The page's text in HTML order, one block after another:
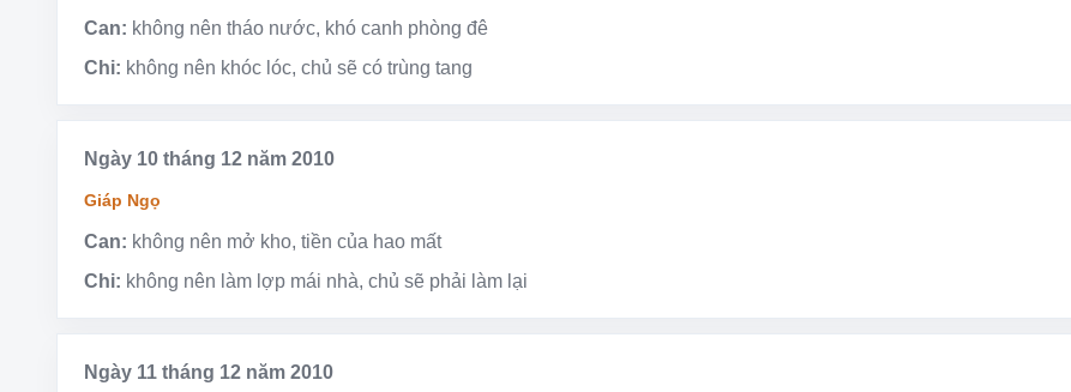
Can: không nên tháo nước, khó canh phòng đê
Chi: không nên khóc lóc, chủ sẽ có trùng tang
Ngày 10 tháng 12 năm 2010
Giáp Ngọ
Can: không nên mở kho, tiền của hao mất
Chi: không nên làm lợp mái nhà, chủ sẽ phải làm lại
Ngày 11 tháng 12 năm 2010